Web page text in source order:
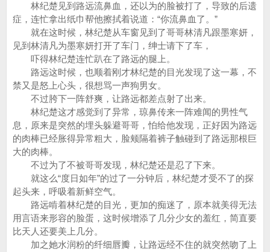
林纪楚见到路远流鼻血，还以为的脸被打了，导致的后遗
症，连忙拿出纸巾帮他擦拭着说道：“你流鼻血了。”
就在这时候，林纪楚从车窗见到了哥哥林清凡跟墨寒妍，
见到林清凡为墨寒妍打开了车门，绅士请下了车，
吓得林纪楚连忙趴在了路远的腿上。
路远这时候，也顺着刚才林纪楚的目光发现了这一幕，不
禁又是怒上心头，很想骂一声狗男女。
不过胯下一阵舒爽，让路远都差点射了出来。
林纪楚这才感觉到了异常，琼鼻传来一阵难闻的男性气
息，原来是突然的埋头躲避哥哥，怕给他发现，正好因为路远
的肉棒已经胀得异常粗大，脸颊隔着裤子触碰到了路远那根巨
大的肉棒。
不过为了不被哥哥发现，林纪楚还是忍了下来。
就这么“度日如年”的过了一分钟后，林纪楚才受不了的探
起头来，呼吸着新鲜空气。
路远啃着林纪楚的目光，更加的痴迷了，原本就美得无法
用言语来形容的脸蛋，这时候增添了几分少女的羞红，简直要
比天人还要美上几分。
加之她水润粉的纤细唇瓣，让路远经不住的就突然吻了上